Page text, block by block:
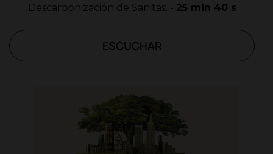
Descarbonización de Sanitas. - 25 min 40 s
ESCUCHAR